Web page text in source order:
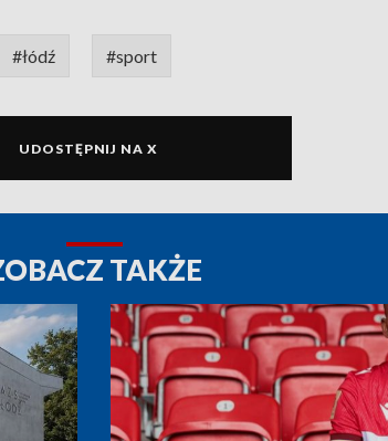
#łódź #sport
UDOSTĘPNIJ NA X
TAKŻE